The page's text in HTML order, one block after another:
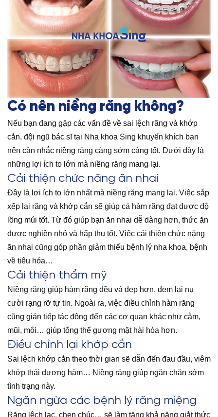
Có nên niềng răng không?
Nếu bạn đang gặp các vấn đề về sai lệch răng và khớp
cắn, đội ngũ bác sĩ tại Nha khoa Sing khuyến khích bạn
nên cân nhắc niềng răng càng sớm càng tốt. Dưới đây là
những lợi ích to lớn mà niềng răng mang lại.
Cải thiện chức năng ăn nhai
Đây là lợi ích to lớn nhất mà niềng răng mang lại. Việc sắp
xếp lại răng và khớp cắn sẽ giúp cả hàm răng đạt được độ
lồng múi tốt. Từ đó giúp bạn ăn nhai dễ dàng hơn, thức ăn
được nghiền nhỏ và hấp thụ tốt. Việc cải thiện chức năng
ăn nhai cũng góp phần giảm thiểu bệnh lý nha khoa, bệnh
về tiêu hóa…
Cải thiện thẩm mỹ
Niềng răng giúp hàm răng đều và đẹp hơn, đem lại nụ
cười rạng rỡ tự tin. Ngoài ra, việc điều chỉnh hàm răng
cũng gián tiếp tác động đến các cơ quan khác như cằm,
mũi, môi… giúp tổng thể gương mặt hài hòa hơn.
Điều chỉnh lại khớp cắn
Sai lệch khớp cắn theo thời gian sẽ dẫn đến đau đầu, viêm
khớp thái dương hàm… Niềng răng giúp ngăn chặn sớm
tình trạng này.
Ngăn ngừa các bệnh lý răng miệng
Răng lệch lạc, chen chúc… sẽ làm tăng khả năng giắt thức